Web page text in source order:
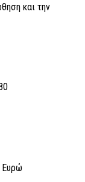
και την